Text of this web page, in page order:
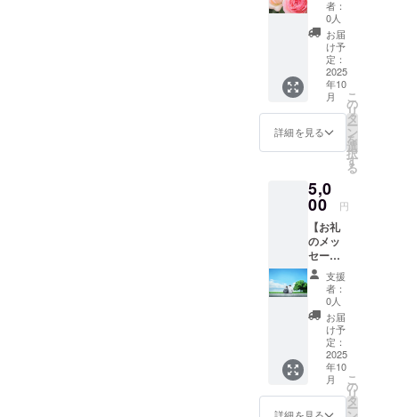
謝の気
持ちを
込め
て、お
礼の
メッ
セージ
をお送
りしま
す。
に、支
援者様
のお名
（ニッ
クネー
ム）を
掲載し
ます。
運用開
始から3
年間 ・
掲載方
法：文
字の
み、ロ
ゴ／バ
ナーの
掲載は
不可 ・
支援
時、必
ず備考
欄に希
望され
ベータ
版のア
プリを
誰より
も早く
利用す
ること
が可能
（一般
公開）
・提供
アプリ
のURL
をメー
ルにて
送信 ・
注意事
項：ほ
かの人
への共
有を発
見させ
ていた
だいた
場合に
は、法
的措置
を取ら
者：
0人
お届
け予
定：
2025
年10
月
詳細を見る
こ
の
リ
タ
ー
ン
を
選
択
す
る
5,0
00 円
【お礼
のメッ
セー
ジ】 感
謝の気
持ちを
込め
て、お
礼の
メッ
セージ
をお送
りしま
す。
支援
者：
0人
お届
け予
定：
2025
年10
月
こ
の
リ
タ
ー